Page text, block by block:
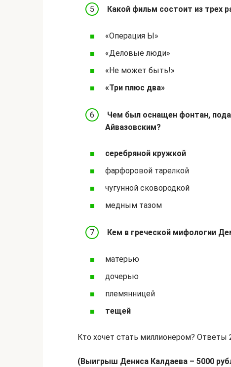
Какой фильм состоит из трех
«Операция Ы»
«Деловые люди»
«Не может быть!»
«Три плюс два»
Чем был оснащен фонтан,
Айвазовским?
серебряной кружкой
фарфоровой тарелкой
чугунной сковородкой
медным тазом
Кем в греческой мифологии
матерью
дочерью
племянницей
тещей
Кто хочет стать миллионером? Ответы
(Выигрыш Дениса Калдаева – 5000